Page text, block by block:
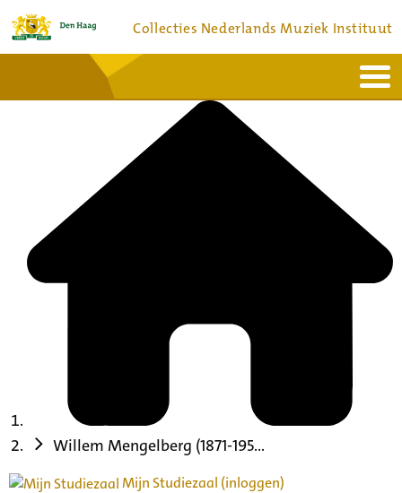
Collecties Nederlands Muziek Instituut
Bronnen en collecties
Willem Mengelberg (1871-195...
Mijn Studiezaal (inloggen)